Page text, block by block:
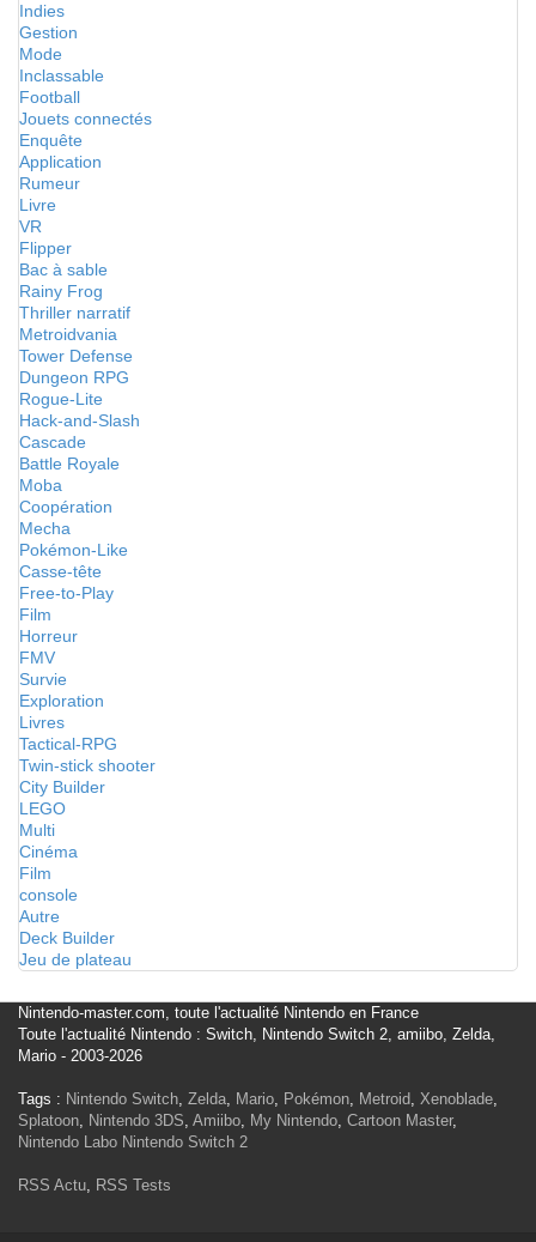
Indies
Gestion
Mode
Inclassable
Football
Jouets connectés
Enquête
Application
Rumeur
Livre
VR
Flipper
Bac à sable
Rainy Frog
Thriller narratif
Metroidvania
Tower Defense
Dungeon RPG
Rogue-Lite
Hack-and-Slash
Cascade
Battle Royale
Moba
Coopération
Mecha
Pokémon-Like
Casse-tête
Free-to-Play
Film
Horreur
FMV
Survie
Exploration
Livres
Tactical-RPG
Twin-stick shooter
City Builder
LEGO
Multi
Cinéma
Film
console
Autre
Deck Builder
Jeu de plateau
Nintendo-master.com, toute l'actualité Nintendo en France
Toute l'actualité Nintendo : Switch, Nintendo Switch 2, amiibo, Zelda,
Mario - 2003-2026
Tags : Nintendo Switch, Zelda, Mario, Pokémon, Metroid, Xenoblade,
Splatoon, Nintendo 3DS, Amiibo, My Nintendo, Cartoon Master,
Nintendo Labo Nintendo Switch 2
RSS Actu, RSS Tests